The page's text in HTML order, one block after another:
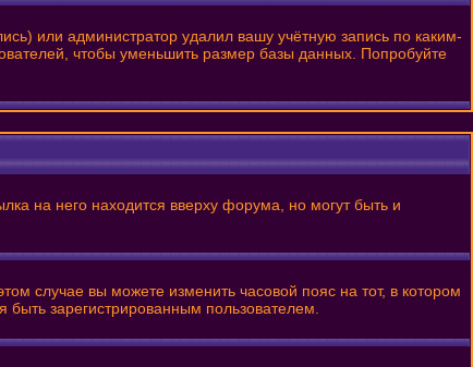
или администратор удалил вашу учётную запись по каким-
чтобы уменьшить размер базы данных. Попробуйте
на него находится вверху форума, но могут быть и
случае вы можете изменить часовой пояс на тот, в котором
зарегистрированным пользователем.